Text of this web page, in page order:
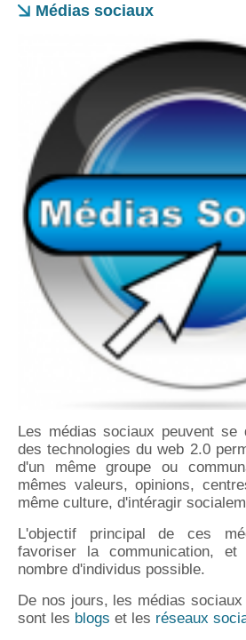
Médias sociaux
Les médias sociaux peuvent se
des technologies du web 2.0
d'un même groupe ou
mêmes valeurs, opinions,
même culture, d'intéragir
L'objectif principal de ces
favoriser la communication,
nombre d'individus possible.
De nos jours, les médias
sont les blogs et les réseaux